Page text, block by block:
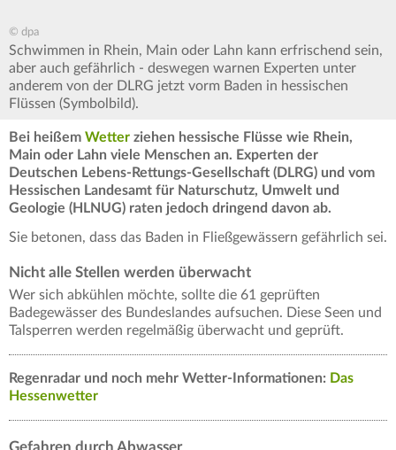
© dpa
Schwimmen in Rhein, Main oder Lahn kann erfrischend sein,
aber auch gefährlich - deswegen warnen Experten unter
anderem von der DLRG jetzt vorm Baden in hessischen
Flüssen (Symbolbild).
Bei heißem Wetter ziehen hessische Flüsse wie Rhein,
Main oder Lahn viele Menschen an. Experten der
Deutschen Lebens-Rettungs-Gesellschaft (DLRG) und vom
Hessischen Landesamt für Naturschutz, Umwelt und
Geologie (HLNUG) raten jedoch dringend davon ab.
Sie betonen, dass das Baden in Fließgewässern gefährlich sei.
Nicht alle Stellen werden überwacht
Wer sich abkühlen möchte, sollte die 61 geprüften
Badegewässer des Bundeslandes aufsuchen. Diese Seen und
Talsperren werden regelmäßig überwacht und geprüft.
Regenradar und noch mehr Wetter-Informationen: Das
Hessenwetter
Gefahren durch Abwasser